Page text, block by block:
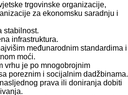
trgovinske organizacije,
za ekonomsku saradnju i
stabilnost.
infrastruktura.
međunarodnim standardima i
moći.
vrhu je po mnogobrojnim
poreznim i socijalnim dadžbinama.
prava ili doniranja dobiti